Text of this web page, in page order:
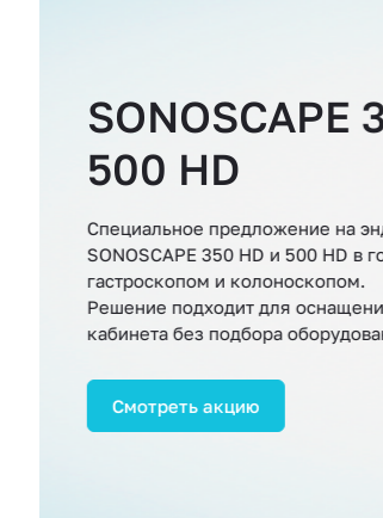
SONOSCAPE
500 HD
Специальное предложение на
SONOSCAPE 350 HD и 500 HD в
гастроскопом и колоноскопом.
Решение подходит для
кабинета без подбора
Екатеринбурге.
Смотреть акцию